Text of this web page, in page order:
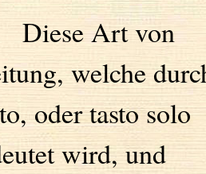
Art von
welche
oder tasto solo
wird, und